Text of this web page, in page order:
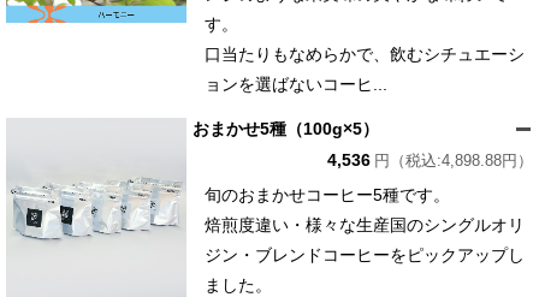
す。
口当たりもなめらかで、飲むシチュエーシ
ョンを選ばないコーヒ...
おまかせ5種（100g×5）
4,536 円（税込:4,898.88円）
旬のおまかせコーヒー5種です。
焙煎度違い・様々な生産国のシングルオリ
ジン・ブレンドコーヒーをピックアップし
ました。